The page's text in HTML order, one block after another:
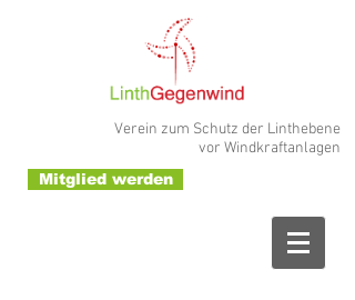
Verein zum Schutz der Linthebene
vor Windkraftanlagen
Mitglied werden